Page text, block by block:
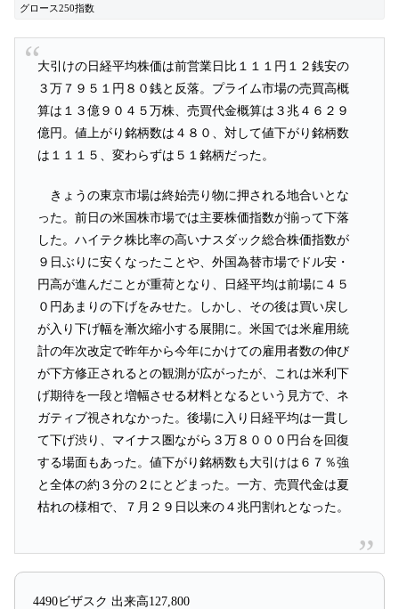
グロース250指数
大引けの日経平均株価は前営業日比１１１円１２銭安の
３万７９５１円８０銭と反落。プライム市場の売買高概
算は１３億９０４５万株、売買代金概算は３兆４６２９
億円。値上がり銘柄数は４８０、対して値下がり銘柄数
は１１１５、変わらずは５１銘柄だった。
きょうの東京市場は終始売り物に押される地合いとな
った。前日の米国株市場では主要株価指数が揃って下落
した。ハイテク株比率の高いナスダック総合株価指数が
９日ぶりに安くなったことや、外国為替市場でドル安・
円高が進んだことが重荷となり、日経平均は前場に４５
０円あまりの下げをみせた。しかし、その後は買い戻し
が入り下げ幅を漸次縮小する展開に。米国では米雇用統
計の年次改定で昨年から今年にかけての雇用者数の伸び
が下方修正されるとの観測が広がったが、これは米利下
げ期待を一段と増幅させる材料となるという見方で、ネ
ガティブ視されなかった。後場に入り日経平均は一貫し
て下げ渋り、マイナス圏ながら３万８０００円台を回復
する場面もあった。値下がり銘柄数も大引けは６７％強
と全体の約３分の２にとどまった。一方、売買代金は夏
枯れの様相で、７月２９日以来の４兆円割れとなった。
4490ビザスク 出来高127,800